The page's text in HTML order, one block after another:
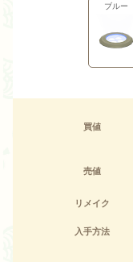
ブルー
買値
売値
リメイク
入手方法